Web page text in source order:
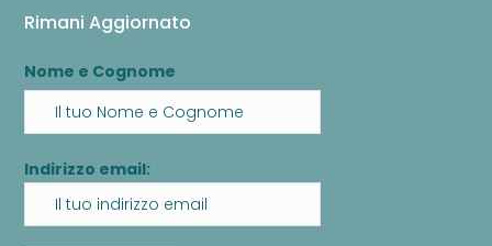
Rimani Aggiornato
Nome e Cognome
Indirizzo email: